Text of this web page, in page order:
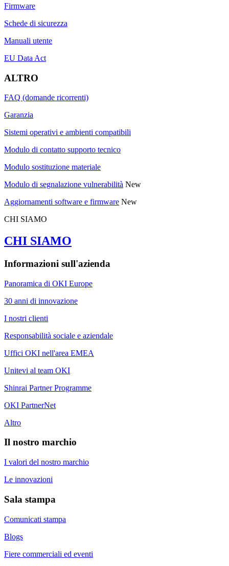
Firmware
Schede di sicurezza
Manuali utente
EU Data Act
ALTRO
FAQ (domande ricorrenti)
Garanzia
Sistemi operativi e ambienti compatibili
Modulo di contatto supporto tecnico
Modulo sostituzione materiale
Modulo di segnalazione vulnerabilità New
Aggiornamenti software e firmware New
CHI SIAMO
CHI SIAMO
Informazioni sull'azienda
Panoramica di OKI Europe
30 anni di innovazione
I nostri clienti
Responsabilità sociale e aziendale
Uffici OKI nell'area EMEA
Unitevi al team OKI
Shinrai Partner Programme
OKI PartnerNet
Altro
Il nostro marchio
I valori del nostro marchio
Le innovazioni
Sala stampa
Comunicati stampa
Blogs
Fiere commerciali ed eventi